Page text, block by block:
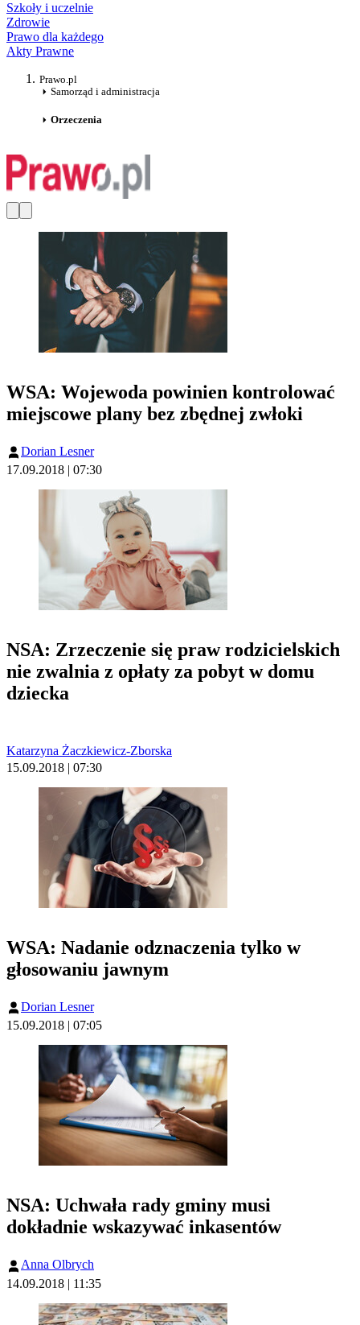
Szkoły i uczelnie
Zdrowie
Prawo dla każdego
Akty Prawne
Prawo.pl
Samorząd i administracja
Orzeczenia
WSA: Wojewoda powinien kontrolować
miejscowe plany bez zbędnej zwłoki
Dorian Lesner
17.09.2018 | 07:30
NSA: Zrzeczenie się praw rodzicielskich
nie zwalnia z opłaty za pobyt w domu
dziecka
Katarzyna Żaczkiewicz-Zborska
15.09.2018 | 07:30
WSA: Nadanie odznaczenia tylko w
głosowaniu jawnym
Dorian Lesner
15.09.2018 | 07:05
NSA: Uchwała rady gminy musi
dokładnie wskazywać inkasentów
Anna Olbrych
14.09.2018 | 11:35